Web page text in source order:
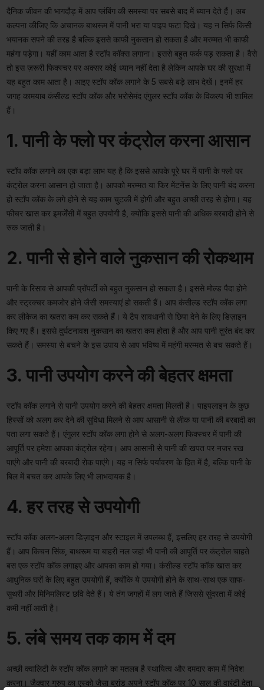
दैनिक जीवन की भागदौड़ में आप प्लंबिंग की समस्या पर सबसे बाद में ध्यान देते हैं। अब
कल्पना कीजिए कि अचानक बाथरूम में पानी भरा या पाइप फटा दिखे। यह न सिर्फ किसी
भयानक सपने की तरह है बल्कि इससे काफी नुकसान हो सकता है और मरम्मत भी काफी
महंगा पड़ेगा। यहीं काम आता है स्टॉप कॉक्स लगाना। इससे बहुत फर्क पड़ सकता है। वैसे
तो इस ज़रूरी फिक्स्चर पर अक्सर कोई ध्यान नहीं देता है लेकिन आपके घर की सुरक्षा में
यह बहुत काम आता है। आइए स्टॉप कॉक लगाने के 5 सबसे बड़े लाभ देखें। इनमें हर
जगह कामयाब कंसील्ड स्टॉप कॉक और भरोसेमंद एंगुलर स्टॉप कॉक के विकल्प भी शामिल
हैं।
1. पानी के फ्लो पर कंट्रोल करना आसान
स्टॉप कॉक लगाने का एक बड़ा लाभ यह है कि इससे आपके पूरे घर में पानी के फ्लो पर
कंट्रोल करना आसान हो जाता है। आपको मरम्मत या फिर मेंटनेंस के लिए पानी बंद करना
हो स्टॉप कॉक के लगे होने से यह काम चुटकी में होगी और बहुत अच्छी तरह से होगा। यह
फीचर खास कर इमर्जेंसी में बहुत उपयोगी है, क्योंकि इससे पानी की अधिक बरबादी होने से
रुक जाती है।
2. पानी से होने वाले नुकसान की रोकथाम
पानी के रिसाव से आपकी प्रॉपर्टी को बहुत नुकसान हो सकता है। इससे मोल्ड पैदा होने
और स्ट्रक्चर कमजोर होने जैसी समस्याएं हो सकती हैं। आप कंसील्ड स्टॉप कॉक लगा
कर लीकेज का खतरा कम कर सकते हैं। ये टैप सावधानी से छिपा देने के लिए डिज़ाइन
किए गए हैं। इससे दुर्घटनावश नुकसान का खतरा कम होता है और आप पानी तुरंत बंद कर
सकते हैं। समस्या से बचने के इस उपाय से आप भविष्य में महंगी मरम्मत से बच सकते हैं।
3. पानी उपयोग करने की बेहतर क्षमता
स्टॉप कॉक लगाने से पानी उपयोग करने की बेहतर क्षमता मिलती है। पाइपलाइन के कुछ
हिस्सों को अलग कर देने की सुविधा मिलने से आप आसानी से लीक या पानी की बरबादी का
पता लगा सकते हैं। एंगुलर स्टॉप कॉक लगा होने से अलग-अलग फिक्स्चर में पानी की
आपूर्ति पर हमेशा आपका कंट्रोल रहेगा। आप आसानी से पानी की खपत पर नजर रख
पाएंगे और पानी की बरबादी रोक पाएंगे। यह न सिर्फ पर्यावरण के हित में है, बल्कि पानी के
बिल में बचत कर आपके लिए भी लाभदायक है।
4. हर तरह से उपयोगी
स्टॉप कॉक अलग-अलग डिज़ाइन और स्टाइल में उपलब्ध हैं, इसलिए हर तरह से उपयोगी
हैं। आप किचन सिंक, बाथरूम या बाहरी नल जहां भी पानी की आपूर्ति पर कंट्रोल चाहते
बस एक स्टॉप कॉक लगाइए और आपका काम हो गया। कंसील्ड स्टॉप कॉक खास कर
आधुनिक घरों के लिए बहुत उपयोगी हैं, क्योंकि ये उपयोगी होने के साथ-साथ एक साफ-
सुथरी और मिनिमलिस्ट छवि देते हैं। ये तंग जगहों में लग जाते हैं जिससे सुंदरता में कोई
कमी नहीं आती है।
5. लंबे समय तक काम में दम
अच्छी क्वालिटी के स्टॉप कॉक लगाने का मतलब है स्थायित्व और दमदार काम में निवेश
करना। जैक्वार ग्रुप का एस्को जैसा ब्रांड अपने स्टॉप कॉक पर 10 साल की वारंटी देता